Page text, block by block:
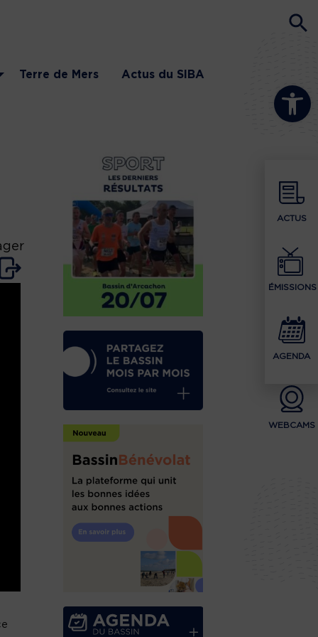
Ouvrir la
ACTUS
ÉMISSIONS
AGENDA
WEBCAMS
Terre de Mers Actus du SIBA